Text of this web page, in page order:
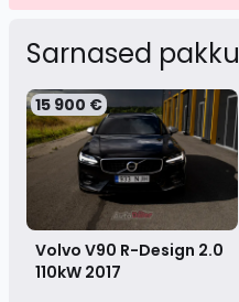
Sarnased
15 900 €
Volvo V90 R-Design 2.0
110kW 2017